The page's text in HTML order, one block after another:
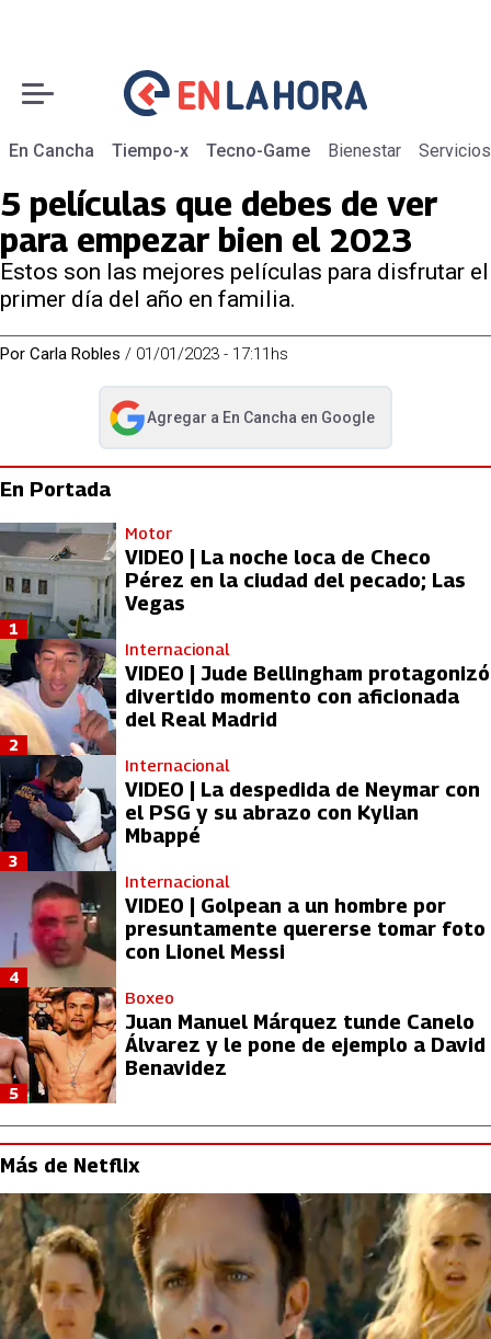
En Cancha Tiempo-x Tecno-Game Bienestar Servicios
5 películas que debes de ver
para empezar bien el 2023
Estos son las mejores películas para disfrutar el
primer día del año en familia.
Por Carla Robles / 01/01/2023 - 17:11hs
Agregar a En Cancha en Google
abre en nueva pestaña
En Portada
Motor
VIDEO | La noche loca de Checo
Pérez en la ciudad del pecado; Las
Vegas
1
Internacional
VIDEO | Jude Bellingham protagonizó
divertido momento con aficionada
del Real Madrid
2
Internacional
VIDEO | La despedida de Neymar con
el PSG y su abrazo con Kylian
Mbappé
3
Internacional
VIDEO | Golpean a un hombre por
presuntamente quererse tomar foto
con Lionel Messi
4
Boxeo
Juan Manuel Márquez tunde Canelo
Álvarez y le pone de ejemplo a David
Benavidez
5
Más de Netflix